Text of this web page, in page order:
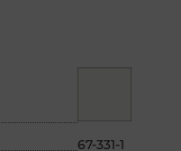
67-331-1